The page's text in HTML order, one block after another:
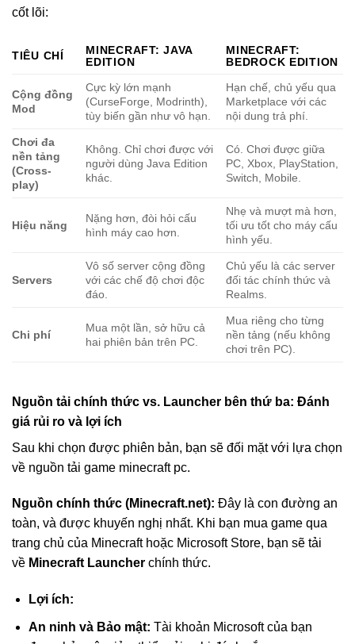
cốt lõi:
TIÊU CHÍ
MINECRAFT: JAVA
EDITION
MINECRAFT:
BEDROCK EDITION
Cộng đồng
Mod
Cực kỳ lớn mạnh
(CurseForge, Modrinth),
tùy biến gần như vô hạn.
Hạn chế, chủ yếu qua
Marketplace với các
nội dung trả phí.
Chơi đa
nền tảng
(Cross-
play)
Không. Chỉ chơi được với
người dùng Java Edition
khác.
Có. Chơi được giữa
PC, Xbox, PlayStation,
Switch, Mobile.
Hiệu năng
Nặng hơn, đòi hỏi cấu
hình máy cao hơn.
Nhẹ và mượt mà hơn,
tối ưu tốt cho máy cấu
hình yếu.
Servers
Vô số server cộng đồng
với các chế độ chơi độc
đáo.
Chủ yếu là các server
đối tác chính thức và
Realms.
Chi phí
Mua một lần, sở hữu cả
hai phiên bản trên PC.
Mua riêng cho từng
nền tảng (nếu không
chơi trên PC).
Nguồn tải chính thức vs. Launcher bên thứ ba: Đánh
giá rủi ro và lợi ích
Sau khi chọn được phiên bản, bạn sẽ đối mặt với lựa chọn
về nguồn tải game minecraft pc.
Nguồn chính thức (Minecraft.net): Đây là con đường an
toàn, và được khuyến nghị nhất. Khi bạn mua game qua
trang chủ của Minecraft hoặc Microsoft Store, bạn sẽ tải
về Minecraft Launcher chính thức.
Lợi ích:
An ninh và Bảo mật: Tài khoản Microsoft của bạn